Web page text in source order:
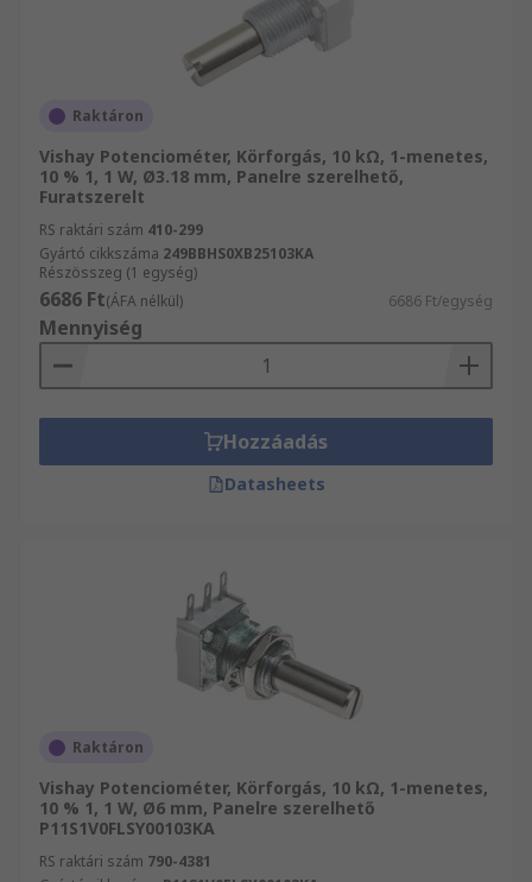
Raktáron
Vishay Potenciométer, Körforgás, 10 kΩ, 1-menetes,
10 % 1, 1 W, Ø3.18 mm, Panelre szerelhető,
Furatszerelt
RS raktári szám 410-299
Gyártó cikkszáma 249BBHS0XB25103KA
Részösszeg (1 egység)
6686 Ft(ÁFA nélkül) 6686 Ft/egység
Mennyiség
Hozzáadás
Datasheets
Raktáron
Vishay Potenciométer, Körforgás, 10 kΩ, 1-menetes,
10 % 1, 1 W, Ø6 mm, Panelre szerelhető
P11S1V0FLSY00103KA
RS raktári szám 790-4381